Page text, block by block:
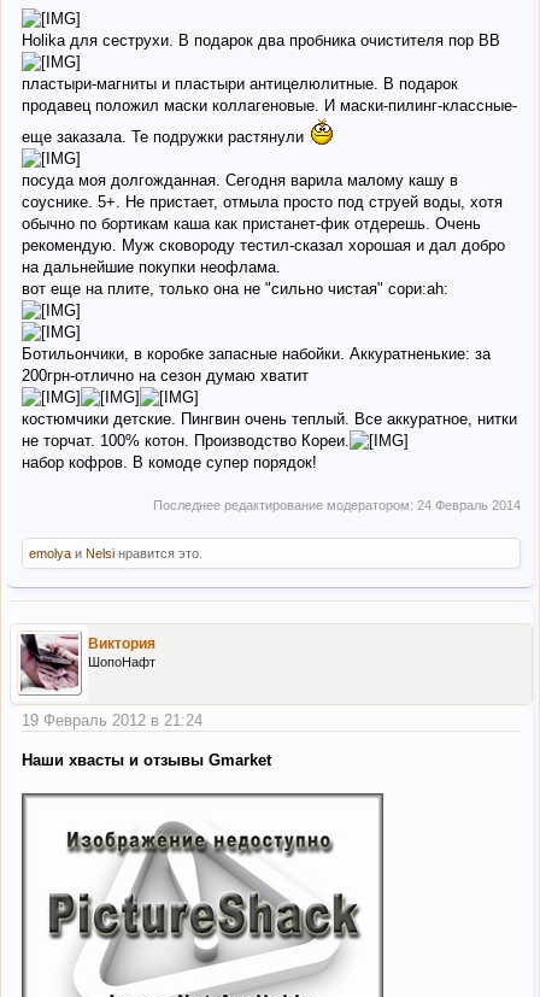
Holika для сеструхи. В подарок два пробника очистителя пор ВВ
пластыри-магниты и пластыри антицелюлитные. В подарок
продавец положил маски коллагеновые. И маски-пилинг-классные-
еще заказала. Те подружки растянули
посуда моя долгожданная. Сегодня варила малому кашу в
соуснике. 5+. Не пристает, отмыла просто под струей воды, хотя
обычно по бортикам каша как пристанет-фик отдерешь. Очень
рекомендую. Муж сковороду тестил-сказал хорошая и дал добро
на дальнейшие покупки неофлама.
вот еще на плите, только она не "сильно чистая" сори:ah:
Ботильончики, в коробке запасные набойки. Аккуратненькие: за
200грн-отлично на сезон думаю хватит
костюмчики детские. Пингвин очень теплый. Все аккуратное, нитки
не торчат. 100% котон. Производство Кореи.
набор кофров. В комоде супер порядок!
Последнее редактирование модератором: 24 Февраль 2014
emolya и Nelsi нравится это.
Виктория
ШопоНафт
19 Февраль 2012 в 21:24
Наши хвасты и отзывы Gmarket